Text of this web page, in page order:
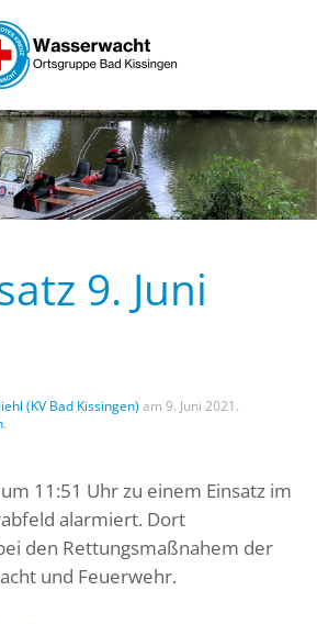
9. Juni
(KV Bad Kissingen) am 9. Juni 2021 .
.
11:51 Uhr zu einem Einsatz im
alarmiert. Dort
den Rettungsmaßnahem der
und Feuerwehr.